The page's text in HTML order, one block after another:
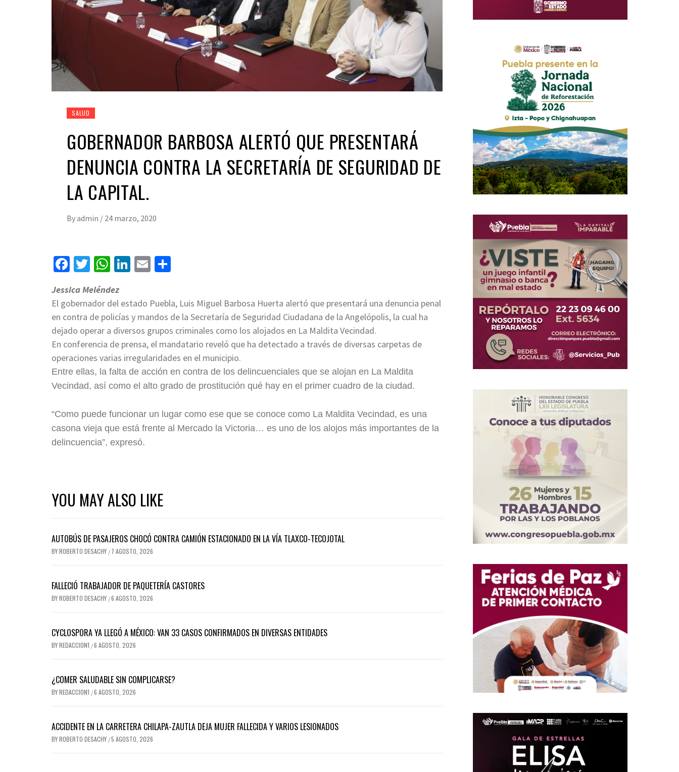
SALUD
GOBERNADOR BARBOSA ALERTÓ QUE PRESENTARÁ
DENUNCIA CONTRA LA SECRETARÍA DE SEGURIDAD DE
LA CAPITAL.
Byadmin / 24 marzo, 2020
Facebook
Twitter
WhatsApp
LinkedIn
Email
Jessica Meléndez
El gobernador del estado Puebla, Luis Miguel Barbosa Huerta alertó que presentará una denuncia penal
en contra de policías y mandos de la Secretaría de Seguridad Ciudadana de la Angelópolis, la cual ha
dejado operar a diversos grupos criminales como los alojados en La Maldita Vecindad.
En conferencia de prensa, el mandatario reveló que ha detectado a través de diversas carpetas de
operaciones varias irregularidades en el municipio.
Entre ellas, la falta de acción en contra de los delincuenciales que se alojan en La Maldita
Vecindad, así como el alto grado de prostitución qué hay en el primer cuadro de la ciudad.
“Como puede funcionar un lugar como ese que se conoce como La Maldita Vecindad, es una
casona vieja que está frente al Mercado la Victoria… es uno de los alojos más importantes de la
delincuencia”, expresó.
YOU MAY ALSO LIKE
AUTOBÚS DE PASAJEROS CHOCÓ CONTRA CAMIÓN ESTACIONADO EN LA VÍA TLAXCO-TECOJOTAL
BYROBERTO DESACHY / 7 AGOSTO, 2026
FALLECIÓ TRABAJADOR DE PAQUETERÍA CASTORES
BYROBERTO DESACHY /6 AGOSTO, 2026
CYCLOSPORA YA LLEGÓ A MÉXICO: VAN 33 CASOS CONFIRMADOS EN DIVERSAS ENTIDADES
BYREDACCION1 /6 AGOSTO, 2026
¿COMER SALUDABLE SIN COMPLICARSE?
BYREDACCION1 /6 AGOSTO, 2026
ACCIDENTE EN LA CARRETERA CHILAPA-ZAUTLA DEJA MUJER FALLECIDA Y VARIOS LESIONADOS
BYROBERTO DESACHY /5 AGOSTO, 2026